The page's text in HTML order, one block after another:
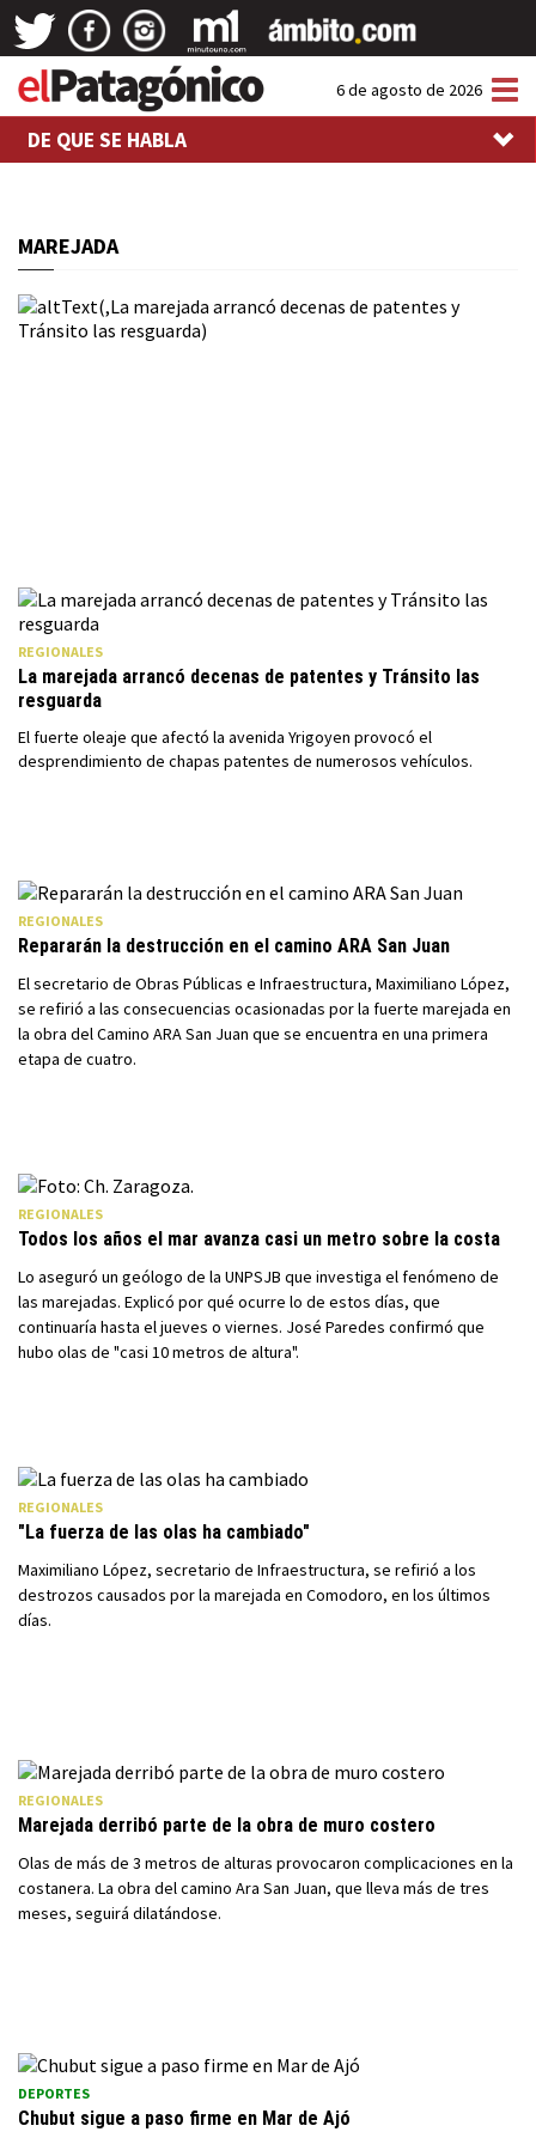
6 de agosto de 2026
DE QUE SE HABLA
MAREJADA
REGIONALES
La marejada arrancó decenas de patentes y Tránsito las
resguarda
El fuerte oleaje que afectó la avenida Yrigoyen provocó el
desprendimiento de chapas patentes de numerosos vehículos.
REGIONALES
Repararán la destrucción en el camino ARA San Juan
El secretario de Obras Públicas e Infraestructura, Maximiliano López,
se refirió a las consecuencias ocasionadas por la fuerte marejada en
la obra del Camino ARA San Juan que se encuentra en una primera
etapa de cuatro.
REGIONALES
Todos los años el mar avanza casi un metro sobre la costa
Lo aseguró un geólogo de la UNPSJB que investiga el fenómeno de
las marejadas. Explicó por qué ocurre lo de estos días, que
continuaría hasta el jueves o viernes. José Paredes confirmó que
hubo olas de "casi 10 metros de altura".
REGIONALES
"La fuerza de las olas ha cambiado"
Maximiliano López, secretario de Infraestructura, se refirió a los
destrozos causados por la marejada en Comodoro, en los últimos
días.
REGIONALES
Marejada derribó parte de la obra de muro costero
Olas de más de 3 metros de alturas provocaron complicaciones en la
costanera. La obra del camino Ara San Juan, que lleva más de tres
meses, seguirá dilatándose.
DEPORTES
Chubut sigue a paso firme en Mar de Ajó